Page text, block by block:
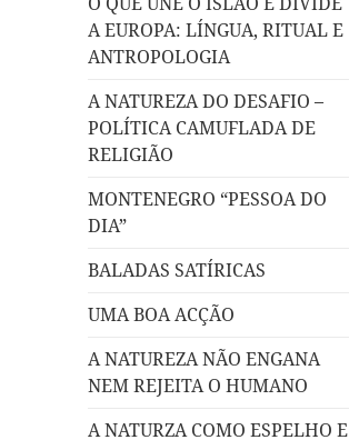
A EUROPA: LÍNGUA, RITUAL E
ANTROPOLOGIA
A NATUREZA DO DESAFIO –
POLÍTICA CAMUFLADA DE
RELIGIÃO
MONTENEGRO “PESSOA DO
DIA”
BALADAS SATÍRICAS
UMA BOA ACÇÃO
A NATUREZA NÃO ENGANA
NEM REJEITA O HUMANO
A NATURZA COMO ESPELHO E